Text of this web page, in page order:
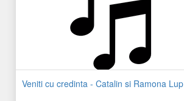
Veniti cu credinta - Catalin si Ramona Lup